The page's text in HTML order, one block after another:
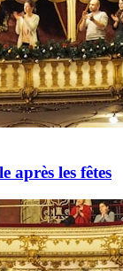
après les fêtes